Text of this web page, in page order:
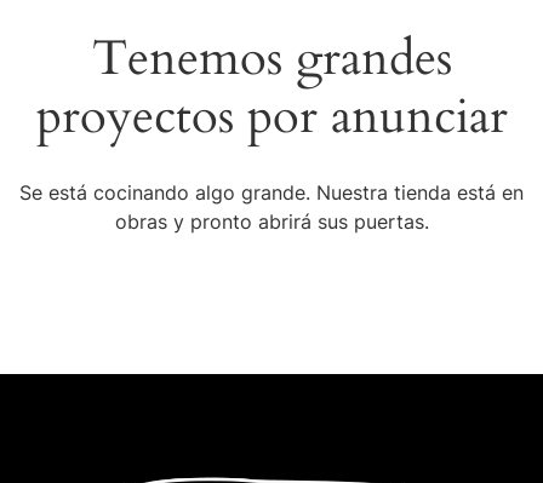
Tenemos grandes
proyectos por anunciar
Se está cocinando algo grande. Nuestra tienda está en
obras y pronto abrirá sus puertas.